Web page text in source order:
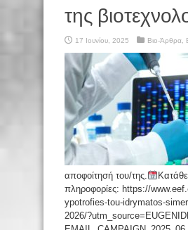
της
17 Ιουνίου, 2025 Βιο-Άρθρα
αποφοίτησή του/της.
πληροφορίες: https://
ypotrofies-tou-idrymatos-
2026/